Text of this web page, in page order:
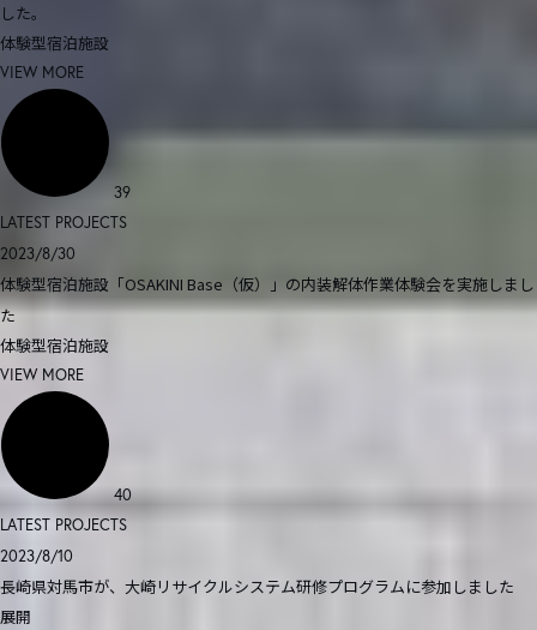
した。
体験型宿泊施設
VIEW MORE
39
LATEST PROJECTS
2023/8/30
体験型宿泊施設「OSAKINI Base（仮）」の内装解体作業体験会を実施しまし
た
体験型宿泊施設
VIEW MORE
40
LATEST PROJECTS
2023/8/10
長崎県対馬市が、大崎リサイクルシステム研修プログラムに参加しました
展開